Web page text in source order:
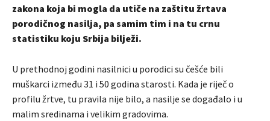
zakona koja bi mogla da utiče na zaštitu žrtava
porodičnog nasilja, pa samim tim i na tu crnu
statistiku koju Srbija bilježi.
U prethodnoj godini nasilnici u porodici su češće bili
muškarci između 31 i 50 godina starosti. Kada je riječ o
profilu žrtve, tu pravila nije bilo, a nasilje se događalo i u
malim sredinama i velikim gradovima.